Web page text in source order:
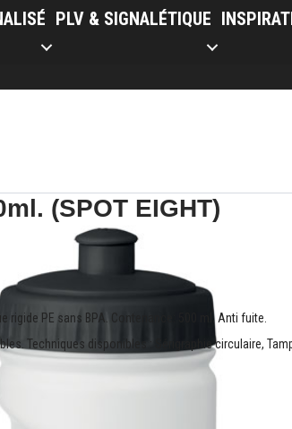
PLV & SIGNALÉTIQUE
(SPOT EIGHT)
PE sans BPA. Contenance: 500 ml. Anti fuite.
Techniques disponibles : Sérigraphie circulaire,